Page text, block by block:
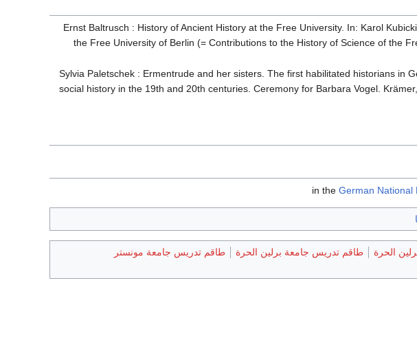
Ernst Baltrusch : History of Ancient History at the Free University. In: Karol
the Free University of Berlin (= Contributions to the History of Science of the
Sylvia Paletschek : Ermentrude and her sisters. The first habilitated historians in
social history in the 19th and 20th centuries. Ceremony for Barbara Vogel.
German National
الحرة طاقم تدريس جامعة برلين الحرة
طاقم تدريس جامعة مونستر